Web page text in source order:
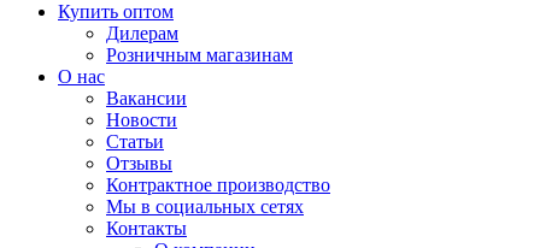
Купить оптом
Дилерам
Розничным магазинам
О нас
Вакансии
Новости
Статьи
Отзывы
Контрактное производство
Мы в социальных сетях
Контакты